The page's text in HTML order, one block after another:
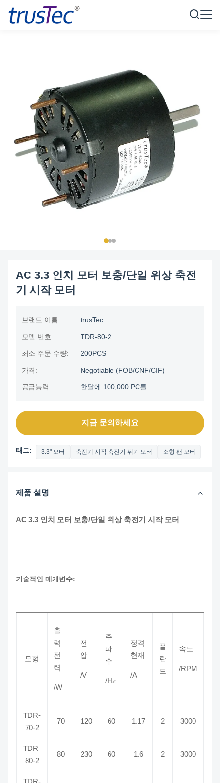
AC 3.3 인치 모터 보충/단일 위상 축전
기 시작 모터
브랜드 이름: trusTec
모델 번호: TDR-80-2
최소 주문 수량: 200PCS
가격: Negotiable (FOB/CNF/CIF)
공급능력: 한달에 100,000 PC를
지금 문의하세요
태그: 3.3" 모터 축전기 시작 축전기 뛰기 모터 소형 팬 모터
제품 설명
AC 3.3 인치 모터 보충/단일 위상 축전기 시작 모터
기술적인 매개변수:
모형
출
력
전
력
/W
전
압
/V
주
파
수
/Hz
정격
현재
/A
폴
란
드
속도
/RPM
TDR-
70-2
70 120 60 1.17 2 3000
TDR-
80-2
80 230 60 1.6 2 3000
TDR-